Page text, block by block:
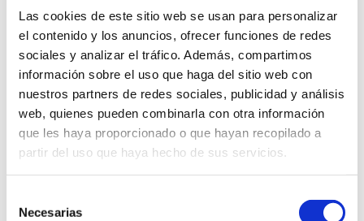
Las cookies de este sitio web se usan para personalizar
el contenido y los anuncios, ofrecer funciones de redes
sociales y analizar el tráfico. Además, compartimos
información sobre el uso que haga del sitio web con
nuestros partners de redes sociales, publicidad y análisis
web, quienes pueden combinarla con otra información
que les haya proporcionado o que hayan recopilado a
partir del uso que haya hecho de sus servicios.
Necesarias
celular. Este producto promueve
la regeneración de la piel,
estimula la producción de
colágeno, mejora la elasticidad,
regula la pigmentación y
protege contra el daño
ambiental. De textura ligera y
rápida absorción, es ideal para
todo tipo de pieles que buscan